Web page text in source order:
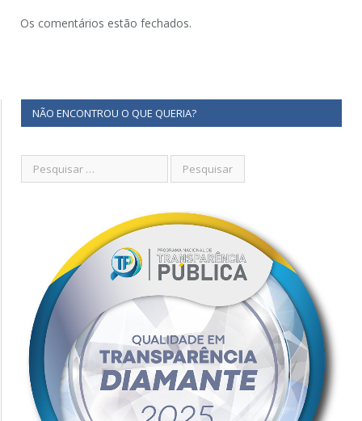
Os comentários estão fechados.
NÃO ENCONTROU O QUE QUERIA?